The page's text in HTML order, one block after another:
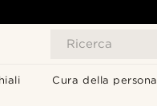
Ricerca
Cura della persona